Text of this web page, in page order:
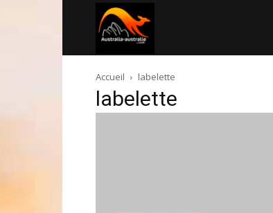
australie.com
Accueil labelette
labelette